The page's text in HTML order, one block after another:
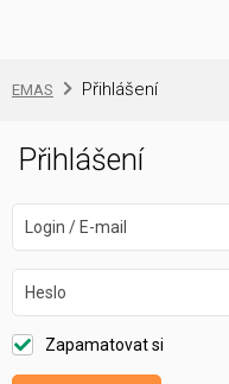
EMAS Přihlášení
Přihlášení
Login / E-mail
Heslo
Zapamatovat si